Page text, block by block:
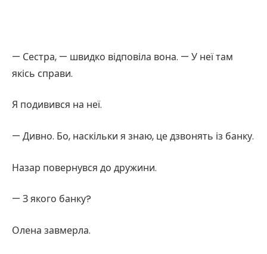
— Сестра, — швидко відповіла вона. — У неї там
якісь справи.
Я подивився на неї.
— Дивно. Бо, наскільки я знаю, це дзвонять із банку.
Назар повернувся до дружини.
— З якого банку?
Олена завмерла.